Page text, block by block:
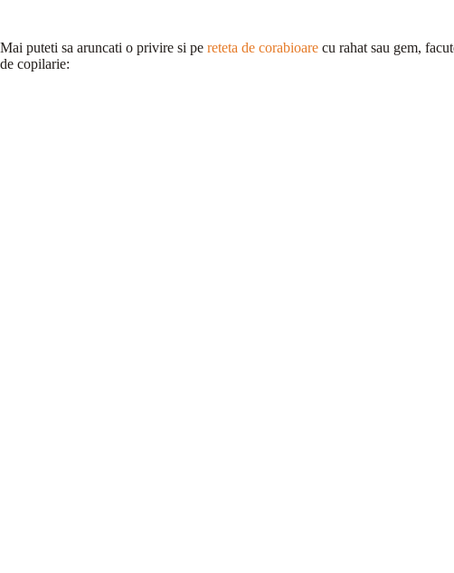
Mai puteti sa aruncati o privire si pe reteta de corabioare cu rahat sau gem,
de copilarie: